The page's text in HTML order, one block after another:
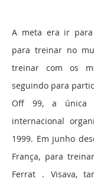
A meta era ir
para treinar no
treinar com os
seguindo para
Off 99, a única
internacional
1999. Em junho
França, para
Ferrat . Visava,